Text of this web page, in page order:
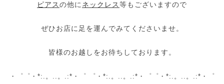
ピアスの他にネックレス等もございますので
ぜひお店に足を運んでみてくださいませ。
皆様のお越しをお待ちしております。
・゜゜・*:.。..。.:*・゜ ゜・*:.。..。.:*・゜゜・*:.。..。.:*・゜